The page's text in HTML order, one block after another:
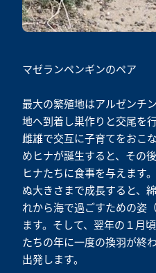
マゼランペンギンのペア
最大の繁殖地はアルゼンチ
地へ到着し巣作りと交尾を
雌雄で交互に子育てをおこ
めヒナが誕生すると、その
ヒナたちに食事を与えます
ぬ大きさまで成長すると、
れから海で過ごすための姿
ます。そして、翌年の１月
たちの年に一度の換羽が終
出発します。